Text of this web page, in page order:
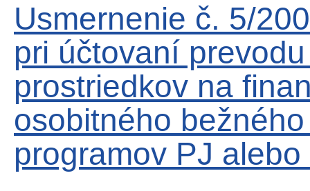
Usmernenie č. 5/
pri účtovaní
prostriedkov na
osobitného
programov PJ